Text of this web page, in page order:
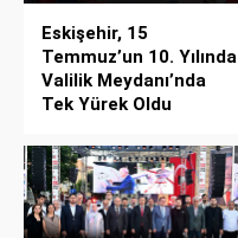
Eskişehir, 15
Temmuz’un 10. Yılında
Valilik Meydanı’nda
Tek Yürek Oldu